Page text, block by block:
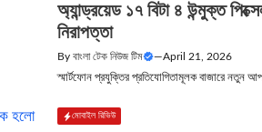
অ্যান্ড্রয়েড ১৭ বিটা ৪ উন্মুক্ত
নিরাপত্তা
Byবাংলা টেক নিউজ টিম —April 21, 2026
স্মার্টফোন প্রযুক্তির প্রতিযোগিতামূলক বাজারে
মোবাইল রিভিউ